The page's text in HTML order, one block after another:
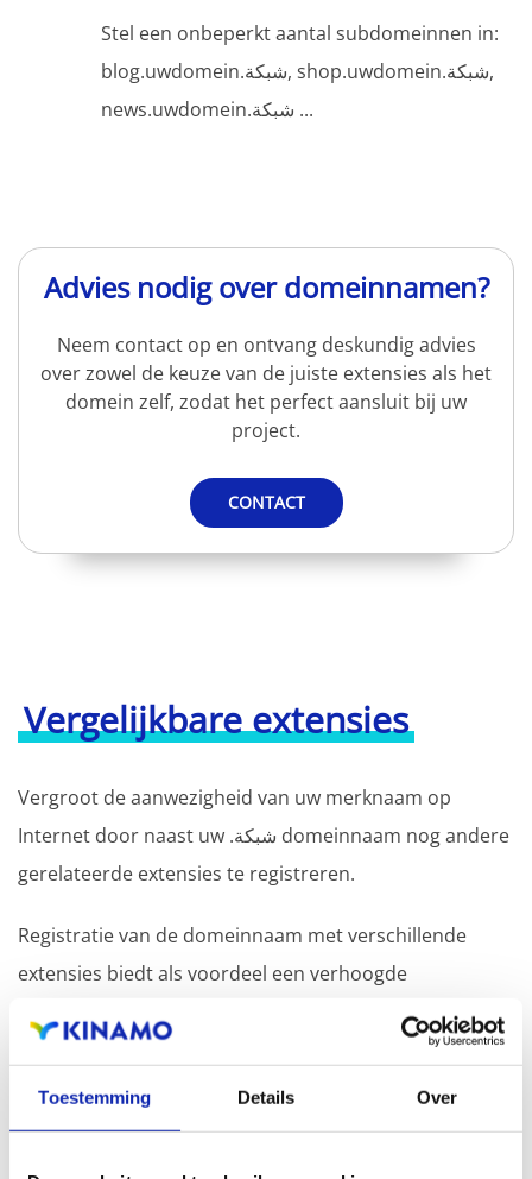
Toestemming Details Over
Stel een onbeperkt aantal subdomeinnen in:
blog.uwdomein.شبكة, shop.uwdomein.شبكة,
news.uwdomein.شبكة ...
Advies nodig over domeinnamen?
Neem contact op en ontvang deskundig advies
over zowel de keuze van de juiste extensies als het
domein zelf, zodat het perfect aansluit bij uw
project.
CONTACT
Vergelijkbare extensies
Vergroot de aanwezigheid van uw merknaam op
Internet door naast uw .شبكة domeinnaam nog andere
gerelateerde extensies te registreren.
Registratie van de domeinnaam met verschillende
extensies biedt als voordeel een verhoogde
zichtbaarheid in zoekmachines, geografische
aanwezigheid en verbeterde aanwezigheid bij lokale
zoekresultaten in zoekmachines.